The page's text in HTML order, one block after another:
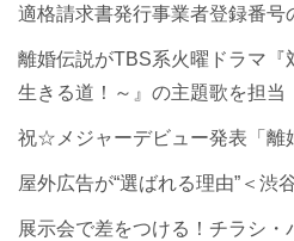
適格請求書発行事業者登録番号
離婚伝説がTBS系火曜ドラマ『
生きる道！～』の主題歌を担当
祝☆メジャーデビュー発表「離
屋外広告が“選ばれる理由”＜渋
展示会で差をつける！チラシ・